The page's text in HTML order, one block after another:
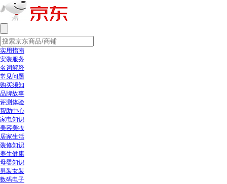
实用指南
安装服务
名词解释
常见问题
购买须知
品牌故事
评测体验
帮助中心
家电知识
美容美妆
居家生活
装修知识
养生健康
母婴知识
男装女装
数码电子